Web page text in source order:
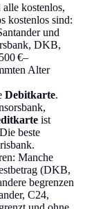
kostenlos,
kostenlos sind:
und
DKB,
€–
Alter
Debitkarte.
ist
beste
Manche
(DKB,
begrenzen
C24,